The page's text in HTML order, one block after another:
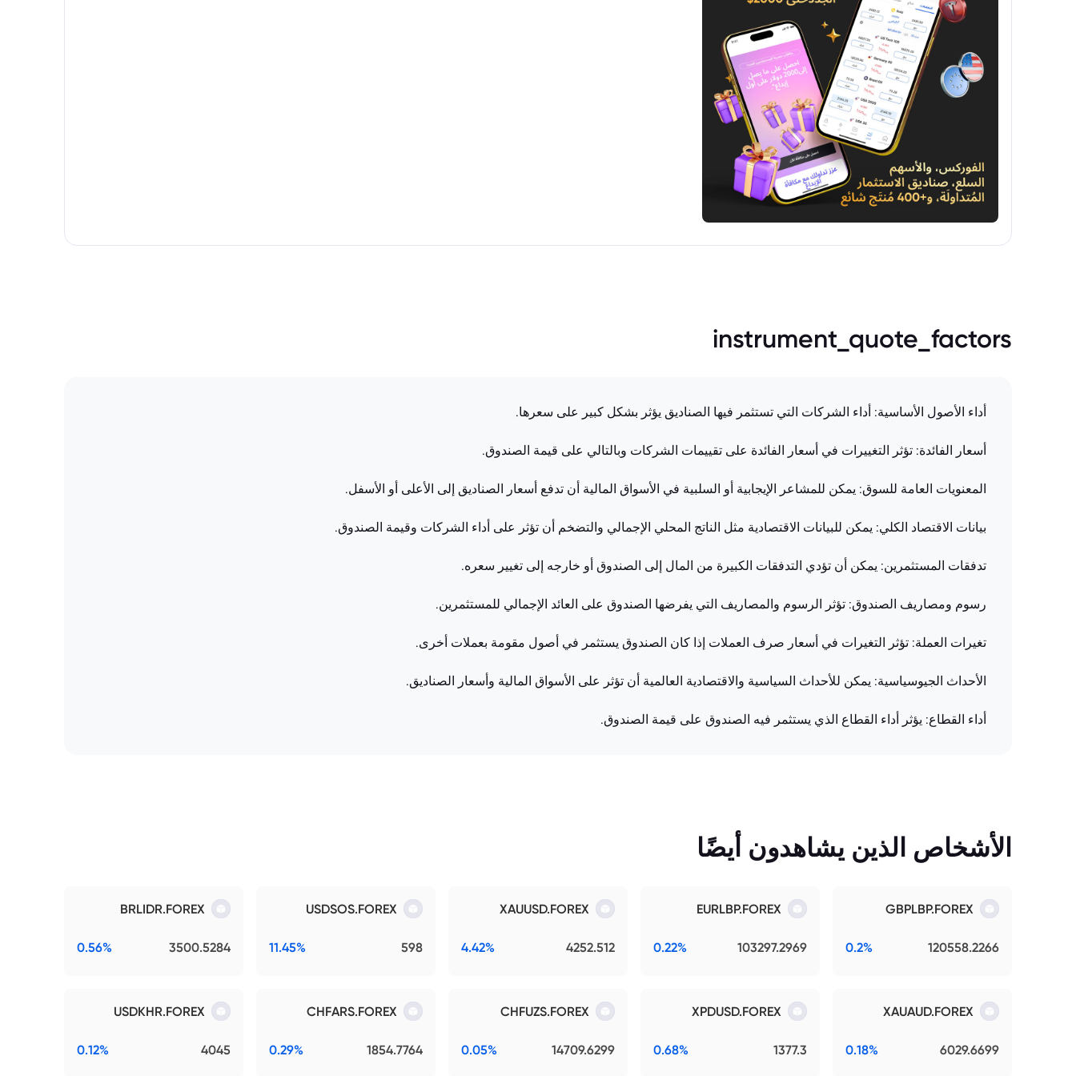
instrument_quote_factors
أداء الأصول الأساسية: أداء الشركات التي تستثمر فيها الصناديق يؤثر بشكل كبير على سعرها.
أسعار الفائدة: تؤثر التغييرات في أسعار الفائدة على تقييمات الشركات وبالتالي على قيمة الصندوق.
المعنويات العامة للسوق: يمكن للمشاعر الإيجابية أو السلبية في الأسواق المالية أن تدفع أسعار الصناديق إلى الأعلى أو الأسفل.
بيانات الاقتصاد الكلي: يمكن للبيانات الاقتصادية مثل الناتج المحلي الإجمالي والتضخم أن تؤثر على أداء الشركات وقيمة الصندوق.
تدفقات المستثمرين: يمكن أن تؤدي التدفقات الكبيرة من المال إلى الصندوق أو خارجه إلى تغيير سعره.
رسوم ومصاريف الصندوق: تؤثر الرسوم والمصاريف التي يفرضها الصندوق على العائد الإجمالي للمستثمرين.
تغيرات العملة: تؤثر التغيرات في أسعار صرف العملات إذا كان الصندوق يستثمر في أصول مقومة بعملات أخرى.
الأحداث الجيوسياسية: يمكن للأحداث السياسية والاقتصادية العالمية أن تؤثر على الأسواق المالية وأسعار الصناديق.
أداء القطاع: يؤثر أداء القطاع الذي يستثمر فيه الصندوق على قيمة الصندوق.
الأشخاص الذين يشاهدون أيضًا
GBPLBP.FOREX
120558.2266
0.2%
EURLBP.FOREX
103297.2969
0.22%
XAUUSD.FOREX
4252.512
4.42%
USDSOS.FOREX
598
11.45%
BRLIDR.FOREX
3500.5284
0.56%
XAUAUD.FOREX
6029.6699
0.18%
XPDUSD.FOREX
1377.3
0.68%
CHFUZS.FOREX
14709.6299
0.05%
CHFARS.FOREX
1854.7764
0.29%
USDKHR.FOREX
4045
0.12%